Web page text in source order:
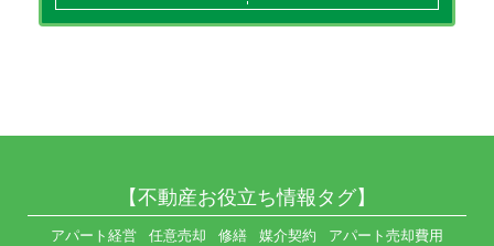
【不動産お役立ち情報タグ】
アパート経営 任意売却 修繕 媒介契約 アパート売却費用